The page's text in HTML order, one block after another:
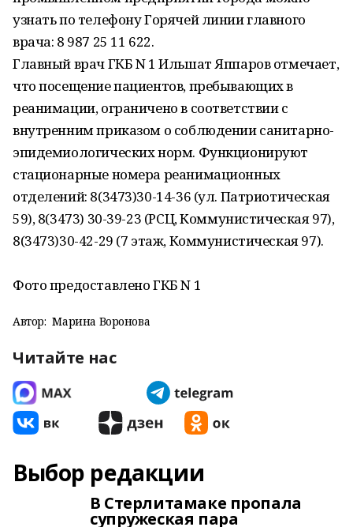
узнать по телефону Горячей линии главного
врача: 8 987 25 11 622.
Главный врач ГКБ N 1 Ильшат Яппаров отмечает,
что посещение пациентов, пребывающих в
реанимации, ограничено в соответствии с
внутренним приказом о соблюдении санитарно-
эпидемиологических норм. Функционируют
стационарные номера реанимационных
отделений: 8(3473)30-14-36 (ул. Патриотическая
59), 8(3473) 30-39-23 (РСЦ, Коммунистическая 97),
8(3473)30-42-29 (7 этаж, Коммунистическая 97).
Фото предоставлено ГКБ N 1
Автор: Марина Воронова
Читайте нас
Выбор редакции
В Стерлитамаке пропала
супружеская пара